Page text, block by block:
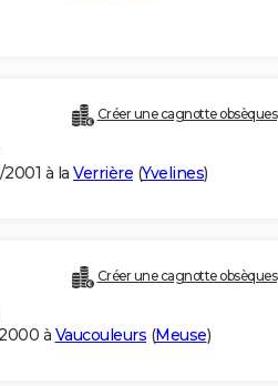
Créer une cagnotte obsèques
à la Verrière (Yvelines)
Créer une cagnotte obsèques
à Vaucouleurs (Meuse)